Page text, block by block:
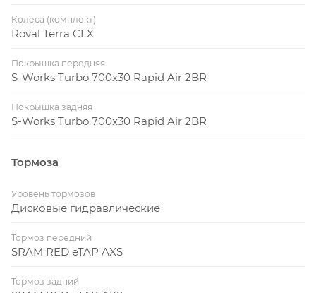
Колеса (комплект)
Roval Terra CLX
Покрышка передняя
S-Works Turbo 700x30 Rapid Air 2BR
Покрышка задняя
S-Works Turbo 700x30 Rapid Air 2BR
Тормоза
Уровень тормозов
Дисковые гидравлические
Тормоз передний
SRAM RED eTAP AXS
Тормоз задний